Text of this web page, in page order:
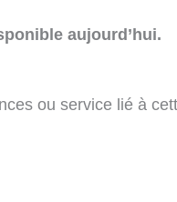
aujourd’hui.
ou service lié à